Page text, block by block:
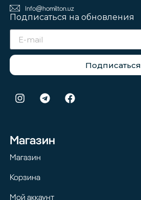
Info@homilton.uz
Подписаться на обновления
Подписаться
Магазин
Магазин
Корзина
Мой аккаунт